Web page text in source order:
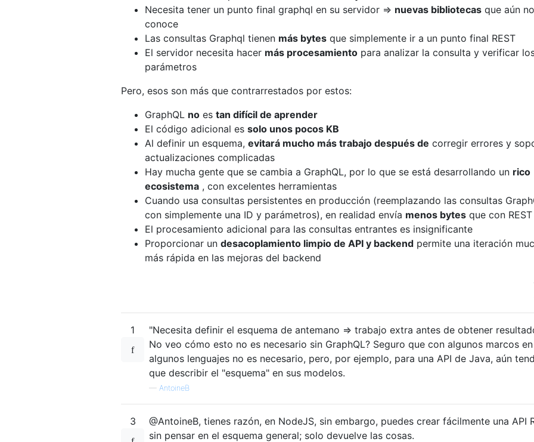
Necesita tener un punto final graphql en su servidor => nuevas bibliotecas que aún no
conoce
Las consultas Graphql tienen más bytes que simplemente ir a un punto final REST
El servidor necesita hacer más procesamiento para analizar la consulta y verificar
parámetros
Pero, esos son más que contrarrestados por estos:
GraphQL no es tan difícil de aprender
El código adicional es solo unos pocos KB
Al definir un esquema, evitará mucho más trabajo después de corregir errores y
actualizaciones complicadas
Hay mucha gente que se cambia a GraphQL, por lo que se está desarrollando un rico
ecosistema , con excelentes herramientas
Cuando usa consultas persistentes en producción (reemplazando las consultas
con simplemente una ID y parámetros), en realidad envía menos bytes que con REST
El procesamiento adicional para las consultas entrantes es insignificante
Proporcionar un desacoplamiento limpio de API y backend permite una iteración
más rápida en las mejoras del backend
1
"Necesita definir el esquema de antemano => trabajo extra antes de obtener
No veo cómo esto no es necesario sin GraphQL? Seguro que con algunos marcos en
algunos lenguajes no es necesario, pero, por ejemplo, para una API de Java, aún
que describir el "esquema" en sus modelos.
— AntoineB
3
@AntoineB, tienes razón, en NodeJS, sin embargo, puedes crear fácilmente una API
sin pensar en el esquema general; solo devuelve las cosas.